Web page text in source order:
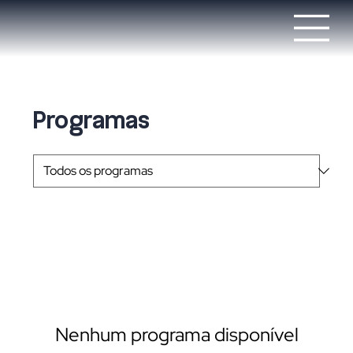
Programas
Nenhum programa disponível